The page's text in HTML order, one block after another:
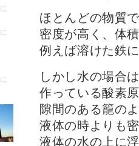
ほとんどの物質
密度が高く、体
例えば溶けた鉄
しかし水の場合
作っている酸素
隙間のある籠の
液体の時よりも
液体の水の上に
に
に
に